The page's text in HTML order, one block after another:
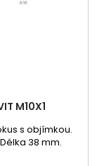
M10X1
s objímkou.
38 mm.